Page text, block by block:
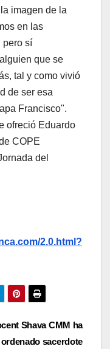
imagen de la
en las
pero sí
que se
tal y como vivió
de ser esa
Francisco".
ofreció Eduardo
COPE
del
2.0.html?
Shava CMM ha
sacerdote